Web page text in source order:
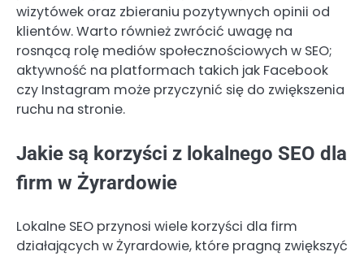
wizytówek oraz zbieraniu pozytywnych opinii od
klientów. Warto również zwrócić uwagę na
rosnącą rolę mediów społecznościowych w SEO;
aktywność na platformach takich jak Facebook
czy Instagram może przyczynić się do zwiększenia
ruchu na stronie.
Jakie są korzyści z lokalnego SEO dla
firm w Żyrardowie
Lokalne SEO przynosi wiele korzyści dla firm
działających w Żyrardowie, które pragną zwiększyć